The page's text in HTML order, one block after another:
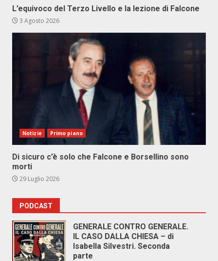
L’equivoco del Terzo Livello e la lezione di Falcone
3 Agosto 2026
Notizie Primo piano
Di sicuro c’è solo che Falcone e Borsellino sono
morti
29 Luglio 2026
PODCAST
GENERALE CONTRO GENERALE.
IL CASO DALLA CHIESA – di
Isabella Silvestri. Seconda
parte